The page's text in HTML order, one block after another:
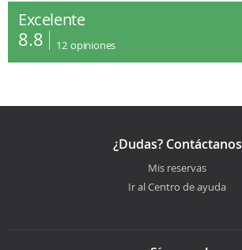
Excelente
8.8 12 opiniones
¿Dudas? Contáctanos
Mis reservas
Ir al Centro de ayuda